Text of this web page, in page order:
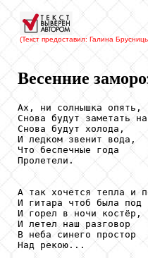
(Текст предоставил: Галина
Весенние
Ах, ни солнышка опять,
Снова будут заметать
Снова будут холода,
И ледком звенит вода,
Что беспечные года
Пролетели.
А так хочется тепла и
И гитара чтоб была под
И горел в ночи костёр,
И летел наш разговор
В неба синего простор
Над рекою...